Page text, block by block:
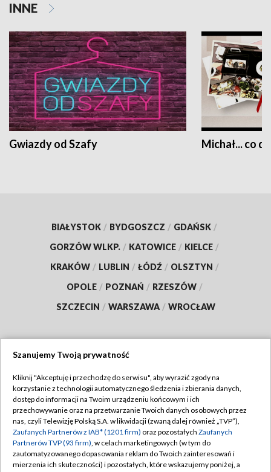
INNE
Gwiazdy od Szafy Michał... co
BIAŁYSTOK / BYDGOSZCZ / GDAŃSK /
GORZÓW WLKP. / KATOWICE / KIELCE /
KRAKÓW / LUBLIN / ŁÓDŹ / OLSZTYN /
OPOLE / POZNAŃ / RZESZÓW /
SZCZECIN / WARSZAWA / WROCŁAW
TVP
Abonament TVP
Emisja w TVP
Centrum informacji TVP
Naziemna Telewizja Cyfrowa
Regulamin TVP
Polityka prywatności
Moje zgody
Szanujemy Twoją prywatność
Kliknij "Akceptuję i przechodzę do serwisu", aby wyrazić zgody na
korzystanie z technologii automatycznego śledzenia i zbierania danych,
dostęp do informacji na Twoim urządzeniu końcowym i ich
przechowywanie oraz na przetwarzanie Twoich danych osobowych przez
nas, czyli Telewizję Polską S.A. w likwidacji (zwaną dalej również „TVP”),
Zaufanych Partnerów z IAB* (1201 firm) oraz pozostałych Zaufanych
Partnerów TVP (93 firm), w celach marketingowych (w tym do
zautomatyzowanego dopasowania reklam do Twoich zainteresowań i
mierzenia ich skuteczności) i pozostałych, które wskazujemy poniżej, a